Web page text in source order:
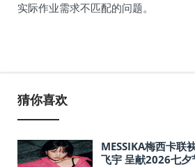
实际作业需求不匹配的问题。
猜你喜欢
MESSIKA梅西卡联
飞宇 呈献2026七夕